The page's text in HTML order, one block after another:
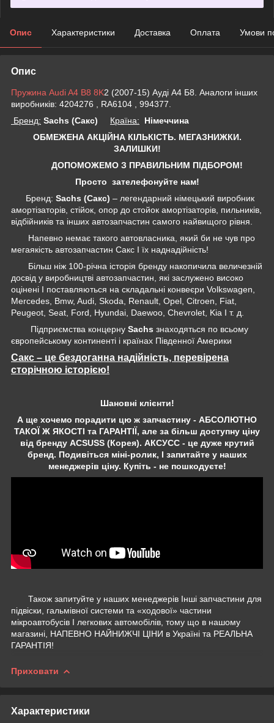
Опис Характеристики Доставка Оплата Умови
Опис
Пружина Audi A4 B8 8K2 (2007-15) Ауді А4 Б8. Аналоги інших
виробників: 4204276 , RA6104 , 994377.
Бренд: Sachs (Сакс) Країна: Німеччина
ОБМЕЖЕНА АКЦІЙНА КІЛЬКІСТЬ. МЕГАЗНИЖКИ.
ЗАЛИШКИ!
ДОПОМОЖЕМО З ПРАВИЛЬНИМ ПІДБОРОМ!
Просто зателефонуйте нам!
Бренд: Sachs (Сакс) – легендарний німецький виробник
амортізаторів, стійок, опор до стойок амортізаторів, пильників,
відбійників та інших автозапчастин самого найвищого рівня.
Напевно немає такого автовласника, який би не чув про
мегаякість автозапчастин Сакс І їх наднадійність!
Більш ніж 100-річна історія бренду накопичила величезній
досвід у виробництві автозапчастин, які заслужено високо
оцінені І поставляються на складальні конвеєри Volkswagen,
Mercedes, Bmw, Audi, Skoda, Renault, Opel, Citroen, Fiat,
Peugeot, Seat, Ford, Hyundai, Daewoo, Chevrolet, Kia І т. д.
Підприємства концерну Sachs знаходяться по всьому
європейському континенті і країнах Південної Америки
Сакс – це бездоганна надійність, перевірена
сторічною історією!
Шановні клієнти!
А ще хочемо порадити цю ж запчастину - АБСОЛЮТНО
ТАКОЇ Ж ЯКОСТІ та ГАРАНТІЇ, але за більш доступну ціну
від бренду ACSUSS (Корея). АКСУСС - це дуже крутий
бренд. Подивіться міні-ролик, І запитайте у наших
менеджерів ціну. Купіть - не пошкодуєте!
Також запитуйте у наших менеджерів Інші запчастини для
підвіски, гальмівної системи та «ходової» частини
мікроавтобусів І легкових автомобілів, тому що в нашому
магазині, НАПЕВНО НАЙНИЖЧІ ЦІНИ в Україні та РЕАЛЬНА
ГАРАНТІЯ!
Приховати
Характеристики